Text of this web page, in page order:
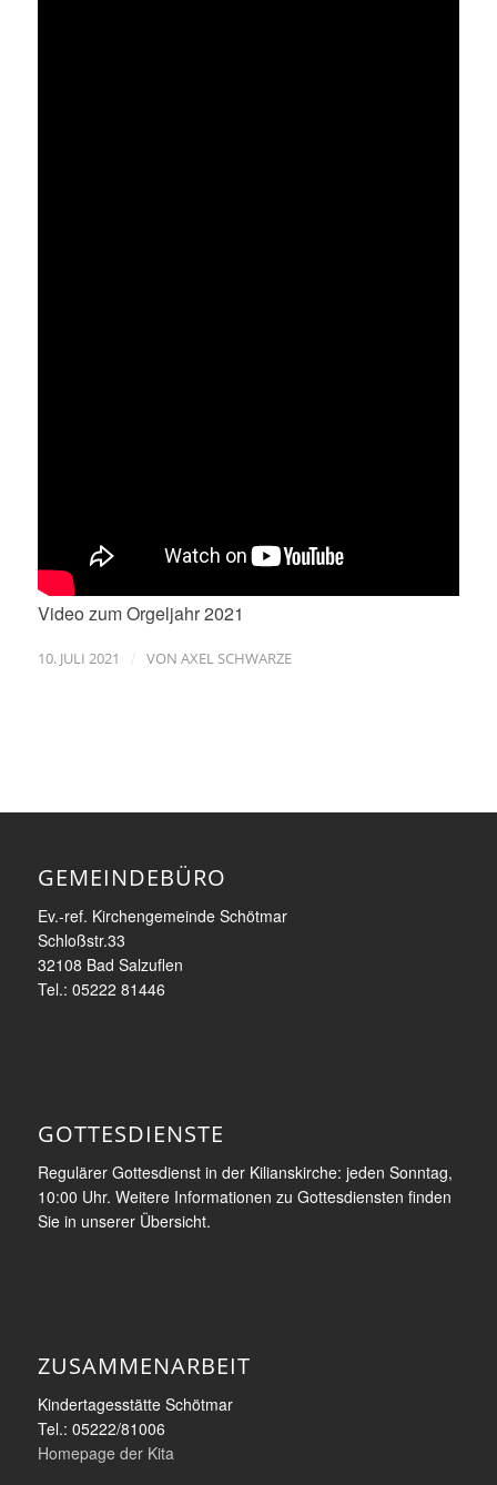
Video zum Orgeljahr 2021
10. JULI 2021 / VON AXEL SCHWARZE
GEMEINDEBÜRO
Ev.-ref. Kirchengemeinde Schötmar
Schloßstr.33
32108 Bad Salzuflen
Tel.: 05222 81446
GOTTESDIENSTE
Regulärer Gottesdienst in der Kilianskirche: jeden Sonntag,
10:00 Uhr. Weitere Informationen zu Gottesdiensten finden
Sie in unserer Übersicht.
ZUSAMMENARBEIT
Kindertagesstätte Schötmar
Tel.: 05222/81006
Homepage der Kita